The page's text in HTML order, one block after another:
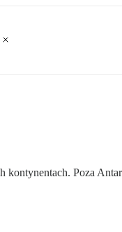
Poza